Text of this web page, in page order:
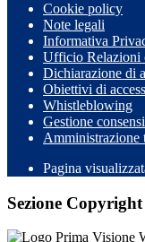
Cookie policy
Note legali
Informativa
Ufficio Relazioni
Dichiarazione di
Obiettivi di
Whistleblowing
Gestione
Amministrazione
Pagina
Sezione Copyright